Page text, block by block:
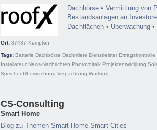
Dachbörse • Vermittlung von
Bestandsanlagen an
Dachflächen • Überwachung •
Ort: 87437 Kempten
Tags: Batterie Dachbörse Dachmiete Dienstleister Ertragskontrolle
Installateur News-Nachrichten Photovoltaik Projektentwicklung
Speicher Überwachung Verpachtung Wartung
CS-Consulting
Smart Home
Blog zu Themen Smart Home Smart Cities